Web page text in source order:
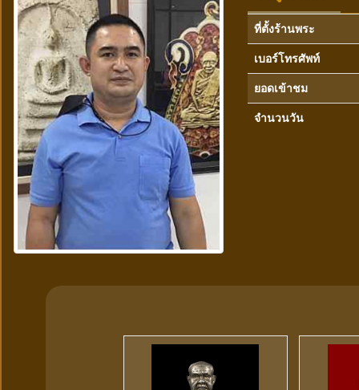
ที่ตั้งร้านพระ
เบอร์โทรศัพท์
ยอดเข้าชม
จำนวนวัน